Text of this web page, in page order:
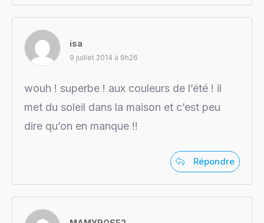
isa
9 juillet 2014 à 9h26
wouh ! superbe ! aux couleurs de l’été ! il
met du soleil dans la maison et c’est peu
dire qu’on en manque !!
Répondre